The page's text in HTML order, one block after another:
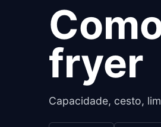
fryer
Capacidade, cesto,